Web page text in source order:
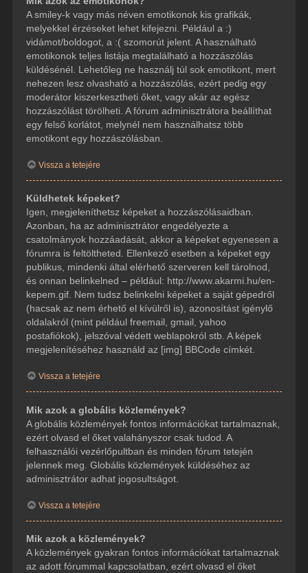
A smiley-k vagy más néven emotikonok kis grafikák,
melyekkel érzéseket lehet kifejezni. Például a :)
vidámot/boldogot, a :( szomorút jelent. A használható
emotikonok teljes listája megtalálható a hozzászólás
küldésénél. Lehetőleg ne használj túl sok emotikont, mert
nehezen lesz olvasható a hozzászólás, ezért pedig egy
moderátor kiszerkesztheti őket, vagy akár az egész
hozzászólást törölheti. A fórum adminisztrátora beállíthat
egy felső korlátot, melynél nem használhatsz több
emotikont egy hozzászólásban.
Vissza a tetejére
Küldhetek képeket?
Igen, megjeleníthetsz képeket a hozzászólásaidban.
Azonban, ha az adminisztrátor engedélyezte a
csatolmányok hozzáadását, akkor a képeket egyenesen a
fórumra is feltöltheted. Ellenkező esetben a képeket egy
publikus, mindenki által elérhető szerveren kell tárolnod,
és onnan belinkelned – például: http://www.akarmi.hu/en-
kepem.gif. Nem tudsz belinkelni képeket a saját gépedről
(hacsak az nem érhető el kívülről is), azonosítást igénylő
oldalakról (mint például freemail, gmail, yahoo
postafiókok), jelszóval védett weblapokról stb. A képek
megjelenítéséhez használd az [img] BBCode címkét.
Vissza a tetejére
Mik azok a globális közlemények?
A globális közlemények fontos információkat tartalmaznak,
ezért olvasd el őket valahányszor csak tudod. A
felhasználói vezérlőpultban és minden fórum tetején
jelennek meg. Globális közlemények küldéséhez az
adminisztrátor adhat jogosultságot.
Vissza a tetejére
Mik azok a közlemények?
A közlemények gyakran fontos információkat tartalmaznak
az adott fórummal kapcsolatban, ezért olvasd el őket